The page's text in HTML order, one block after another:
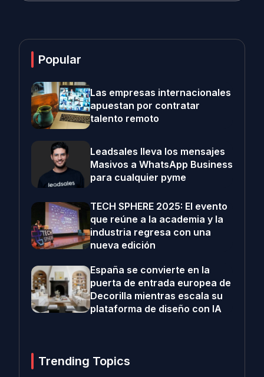
Popular
Las empresas internacionales
apuestan por contratar
talento remoto
Leadsales lleva los mensajes
Masivos a WhatsApp Business
para cualquier pyme
TECH SPHERE 2025: El evento
que reúne a la academia y la
industria regresa con una
nueva edición
España se convierte en la
puerta de entrada europea de
Decorilla mientras escala su
plataforma de diseño con IA
Trending Topics